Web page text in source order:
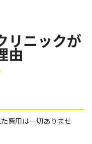
リニックが
由
費用は一切ありませ